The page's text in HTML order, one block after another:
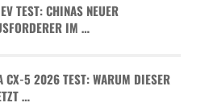
TEST: CHINAS NEUER
IM …
CX-5 2026 TEST: WARUM DIESER
…